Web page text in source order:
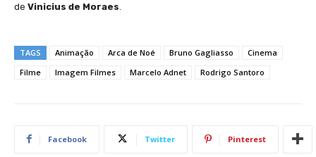
de Vinicius de Moraes
TAGS Animação Arca de Noé Bruno Gagliasso
Cinema
Filme
Imagem Filmes Marcelo Adnet Rodrigo Santoro
Facebook Twitter Pinterest